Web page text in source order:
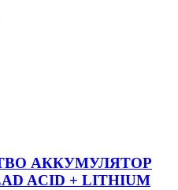
АККУМУЛЯТОР
ACID + LITHIUM